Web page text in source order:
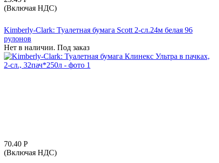
(Включая НДС)
Kimberly-Clark: Туалетная бумага Scott 2-сл.24м белая 96
рулонов
Нет в наличии. Под заказ
70.40 Р
(Включая НДС)